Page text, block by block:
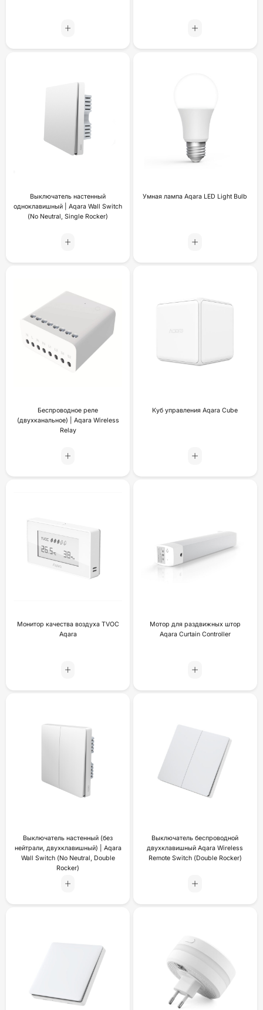
Выключатель настенный
одноклавишный | Aqara Wall Switch
(No Neutral, Single Rocker)
Умная лампа Aqara LED Light Bulb
Беспроводное реле
(двухканальное) | Aqara Wireless
Relay
Куб управления Aqara Cube
Монитор качества воздуха TVOC
Aqara
Мотор для раздвижных штор
Aqara Curtain Controller
Выключатель настенный (без
нейтрали, двухклавишный) | Aqara
Wall Switch (No Neutral, Double
Rocker)
Выключатель беспроводной
двухклавишный Aqara Wireless
Remote Switch (Double Rocker)